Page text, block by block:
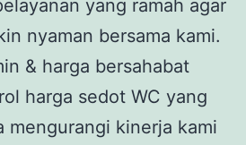
yang ramah agar
nyaman bersama kami.
& harga bersahabat
harga sedot WC yang
mengurangi kinerja kami